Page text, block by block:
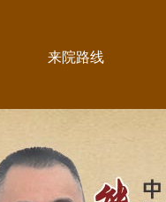
来院路线